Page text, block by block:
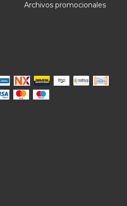
Archivos promocionales